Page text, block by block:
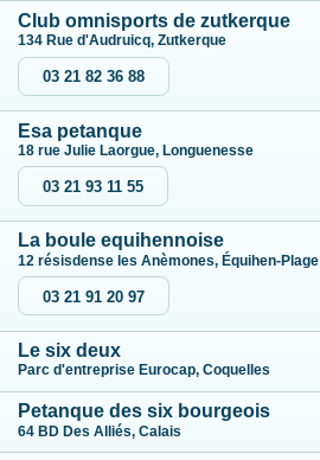
Club omnisports de zutkerque
134 Rue d'Audruicq, Zutkerque
03 21 82 36 88
Esa petanque
18 rue Julie Laorgue, Longuenesse
03 21 93 11 55
La boule equihennoise
12 résisdense les Anèmones, Équihen-Plage
03 21 91 20 97
Le six deux
Parc d'entreprise Eurocap, Coquelles
Petanque des six bourgeois
64 BD Des Alliés, Calais